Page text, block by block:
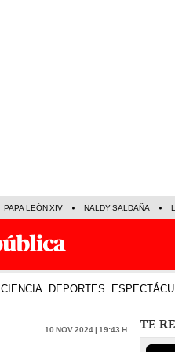
PAPA LEÓN XIV NALDY SALDAÑA
CIENCIA DEPORTES
10 Nov 2024 | 19:43 h TE